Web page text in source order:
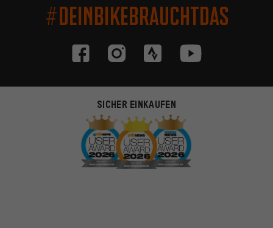
#DEINBIKEBRAUCHTDAS
SICHER EINKAUFEN